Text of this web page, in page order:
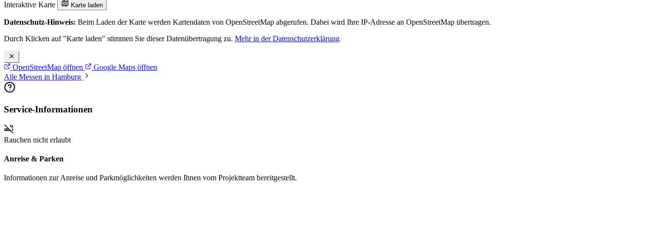
Interaktive Karte Karte laden
Datenschutz-Hinweis: Beim Laden der Karte werden Kartendaten von OpenStreetMap abgerufen. Dabei wird Ihre IP-Adresse an OpenStreetMap übertragen.
Durch Klicken auf "Karte laden" stimmen Sie dieser Datenübertragung zu. Mehr in der Datenschutzerklärung
OpenStreetMap öffnen
Google Maps öffnen
Alle Messen in Hamburg
Service-Informationen
Rauchen nicht erlaubt
Anreise & Parken
Informationen zur Anreise und Parkmöglichkeiten werden Ihnen vom Projektteam bereitgestellt.